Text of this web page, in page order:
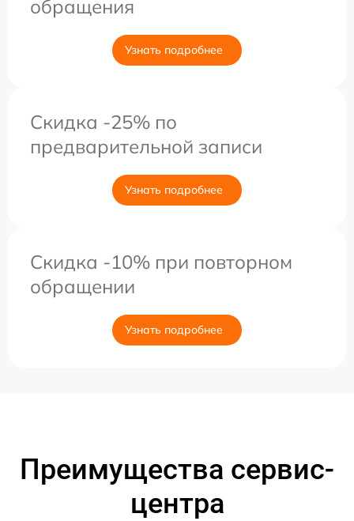
обращения
Узнать подробнее
Скидка -25% по
предварительной записи
Узнать подробнее
Скидка -10% при повторном
обращении
Узнать подробнее
Преимущества сервис-
центра